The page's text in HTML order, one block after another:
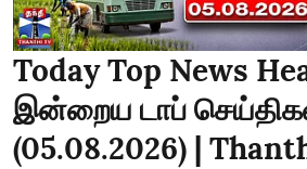
Today Top News
இன்றைய டாப்
(05.08.2026) |